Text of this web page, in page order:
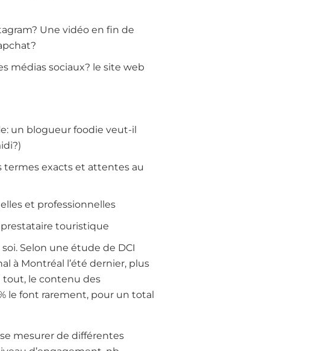
Une vidéo en fin de
médias sociaux? le site web
un blogueur foodie veut-il
termes exacts et attentes au
et professionnelles
touristique
Selon une étude de DCI
à Montréal l’été dernier, plus
tout, le contenu des
le font rarement, pour un total
mesurer de différentes